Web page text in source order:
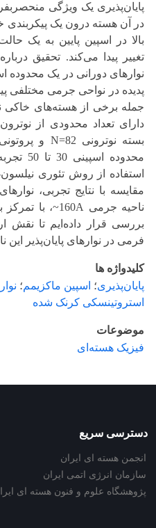
پایان‌پذیری یک ویژگی
در آن هسته درون یک پیکربندی
بالا در اسپین پایین به یک
تغییر پیدا می‌کند. تحقیق
نوارهای دورانی در یک
پدیده در نواحی جرمی مختلفی
دارای تعداد محدودی از
استفاده از روش تئوری
مقایسه با نتایج تجربی،
بررسی قرار داده‌‌ایم تا نقش
فرمی در نوارهای پایان‌پذیر این
کلیدواژه ها
پایان‌پذیری؛ اسپین ماکزیمم؛
استروتینسکی کرنک شده
موضوعات
فیزیک هسته‌ای
دسترسی سریع
انجمن هسته ای ایران
سازمان انرژی اتمی ایران
پژوهشگاه علوم و فنون هسته ای